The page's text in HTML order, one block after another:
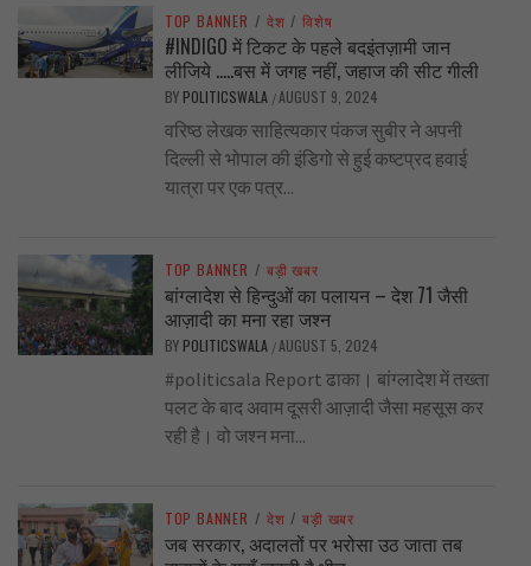
TOP BANNER / देश / विशेष
#INDIGO में टिकट के पहले बदइंतज़ामी जान
लीजिये …..बस में जगह नहीं, जहाज की सीट गीली
BY POLITICSWALA /AUGUST 9, 2024
वरिष्ठ लेखक साहित्यकार पंकज सुबीर ने अपनी
दिल्ली से भोपाल की इंडिगो से हुई कष्टप्रद हवाई
यात्रा पर एक पत्र...
TOP BANNER / बड़ी खबर
बांग्लादेश से हिन्दुओं का पलायन – देश 71 जैसी
आज़ादी का मना रहा जश्न
BY POLITICSWALA /AUGUST 5, 2024
#politicsala Report ढाका। बांग्लादेश में तख्ता
पलट के बाद अवाम दूसरी आज़ादी जैसा महसूस कर
रही है। वो जश्न मना...
TOP BANNER / देश / बड़ी खबर
जब सरकार, अदालतों पर भरोसा उठ जाता तब